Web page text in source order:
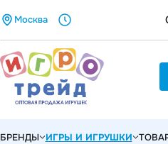
Москва
БРЕНДЫ ИГРЫ И ИГРУШКИ